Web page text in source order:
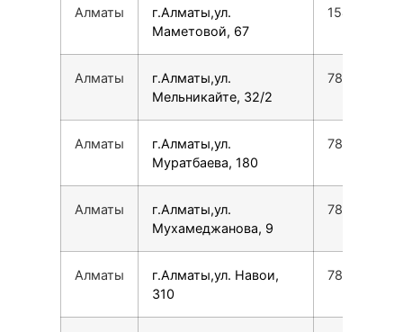
Алматы
г.Алматы,ул.
Маметовой, 67
Алматы
г.Алматы,ул.
Мельникайте, 32/2
Алматы
г.Алматы,ул.
Муратбаева, 180
Алматы
г.Алматы,ул.
Мухамеджанова, 9
Алматы
г.Алматы,ул. Навои,
310